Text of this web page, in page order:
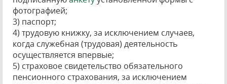
фотографией;
3) паспорт;
4) трудовую книжку, за исключением случаев,
когда служебная (трудовая) деятельность
осуществляется впервые;
5) страховое свидетельство обязательного
пенсионного страхования, за исключением